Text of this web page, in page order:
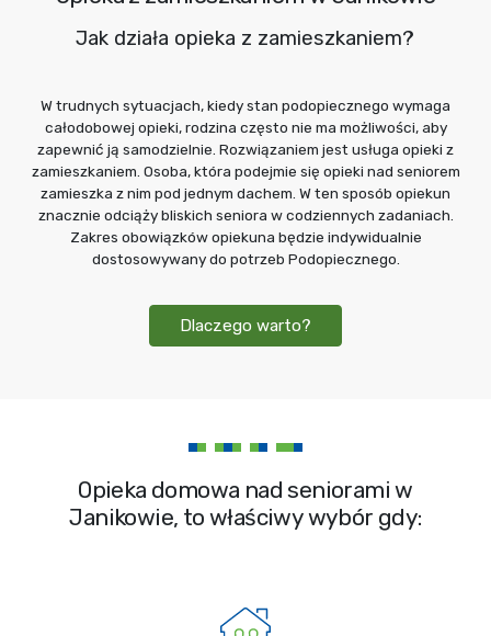
Jak działa opieka z zamieszkaniem?
W trudnych sytuacjach, kiedy stan podopiecznego wymaga
całodobowej opieki, rodzina często nie ma możliwości, aby
zapewnić ją samodzielnie. Rozwiązaniem jest usługa opieki z
zamieszkaniem. Osoba, która podejmie się opieki nad seniorem
zamieszka z nim pod jednym dachem. W ten sposób opiekun
znacznie odciąży bliskich seniora w codziennych zadaniach.
Zakres obowiązków opiekuna będzie indywidualnie
dostosowywany do potrzeb Podopiecznego.
Dlaczego warto?
Opieka domowa nad seniorami w
Janikowie, to właściwy wybór gdy: